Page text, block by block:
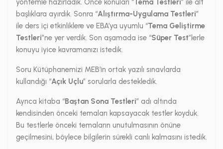
yöntemle hazırladık. Önce konuları “ Tema Testleri” ile alt
başlıklara ayırdık. Sonra “Alıştırma-Uygulama Testleri”
ile ders içi etkinliklere ve EBA’ya uyumlu “Tema Geliştirme
Testleri”ne yer verdik. Son aşamada ise “Süper Test”lerle
konuyu iyice kavramanızı istedik.
Soru Kütüphanemizi MEB’in ortak yazılı sınavlarda
kullandığı “Açık Uçlu” sorularla destekledik.
Ayrıca kitaba “Baştan Sona Testleri” adı altında
kendisinden önceki temaları kapsayacak testler koyduk.
Bu testlerle önceki temaların unutulmasının önüne
geçilmesini, böylece bilgilerin sürekli canlı kalmasını istedik.